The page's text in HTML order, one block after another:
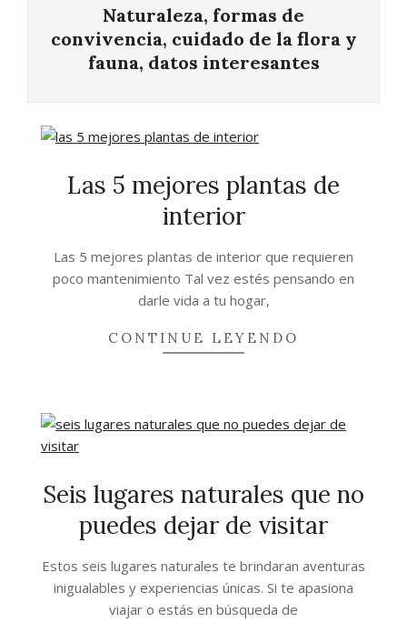
Naturaleza, formas de
convivencia, cuidado de la flora y
fauna, datos interesantes
Las 5 mejores plantas de
interior
11-
17
Las 5 mejores plantas de interior que requieren
poco mantenimiento Tal vez estés pensando en
darle vida a tu hogar,
CONTINUE LEYENDO
Seis lugares naturales que no
puedes dejar de visitar
09-
08
Estos seis lugares naturales te brindaran aventuras
inigualables y experiencias únicas. Si te apasiona
viajar o estás en búsqueda de